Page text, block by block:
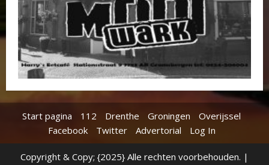
Start pagina 112 Drenthe Groningen
Overijssel
Facebook
Twitter Advertorial Log In
Copyright & Copy; {2025} Alle rechten voorbehouden. |